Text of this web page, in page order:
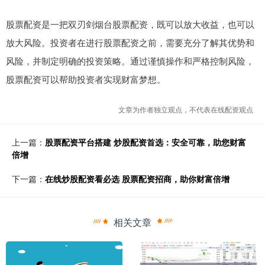
股票配资是一把双刃剑烟台股票配资，既可以放大收益，也可以
放大风险。投资者在进行股票配资之前，需要充分了解其优势和
风险，并制定明确的投资策略。通过谨慎操作和严格控制风险，
股票配资可以帮助投资者实现财富梦想。
文章为作者独立观点，不代表在线配资观点
上一篇： 股票配资平台搭建 炒股配资首选：安全可靠，助您财富
倍增
下一篇： 在线炒股配资看必选 股票配资招商，助你财富倍增
相关文章